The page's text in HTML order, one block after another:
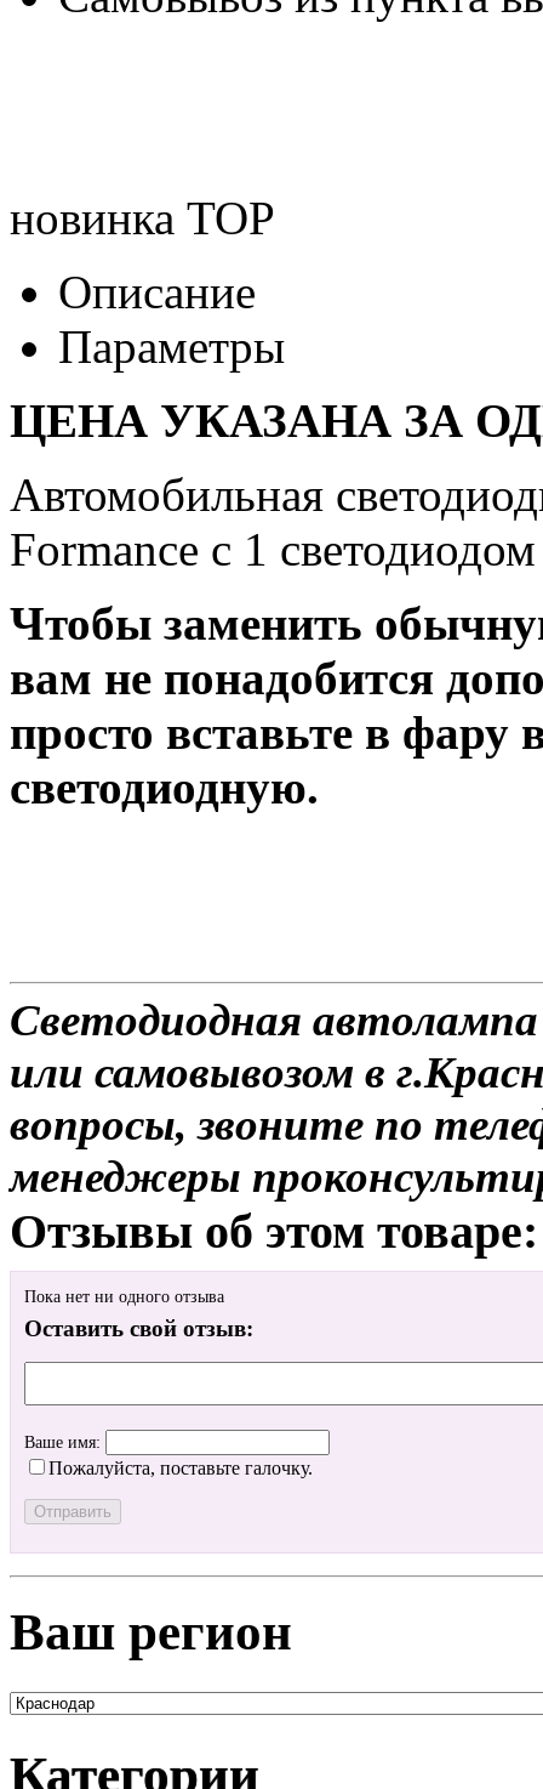
новинка TOP
Описание
Параметры
ЦЕНА УКАЗАНА ЗА
Автомобильная
Formance c 1
Чтобы заменить
вам не понадобится
просто вставьте в
светодиодную.
Светодиодная
или самовывозом в
вопросы, звоните по
менеджеры
Отзывы об этом товаре:
Пока нет ни одного отзыва
Оставить свой отзыв:
Ваше имя:
Пожалуйста, поставьте галочку.
Ваш регион
Категории